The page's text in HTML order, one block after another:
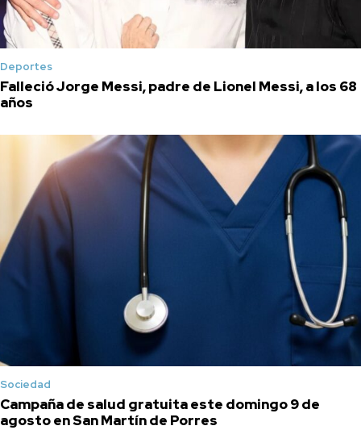
Deportes
Falleció Jorge Messi, padre de Lionel Messi, a los 68
años
Sociedad
Campaña de salud gratuita este domingo 9 de
agosto en San Martín de Porres